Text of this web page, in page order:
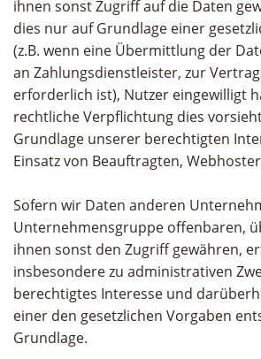
ihnen sonst Zugriff auf die Daten
dies nur auf Grundlage einer
(z.B. wenn eine Übermittlung der
an Zahlungsdienstleister, zur
erforderlich ist), Nutzer eingewilligt
rechtliche Verpflichtung dies
Grundlage unserer berechtigten
Einsatz von Beauftragten,
Sofern wir Daten anderen
Unternehmensgruppe offenbaren,
ihnen sonst den Zugriff gewähren,
insbesondere zu administrativen
berechtigtes Interesse und
einer den gesetzlichen Vorgaben
Grundlage.